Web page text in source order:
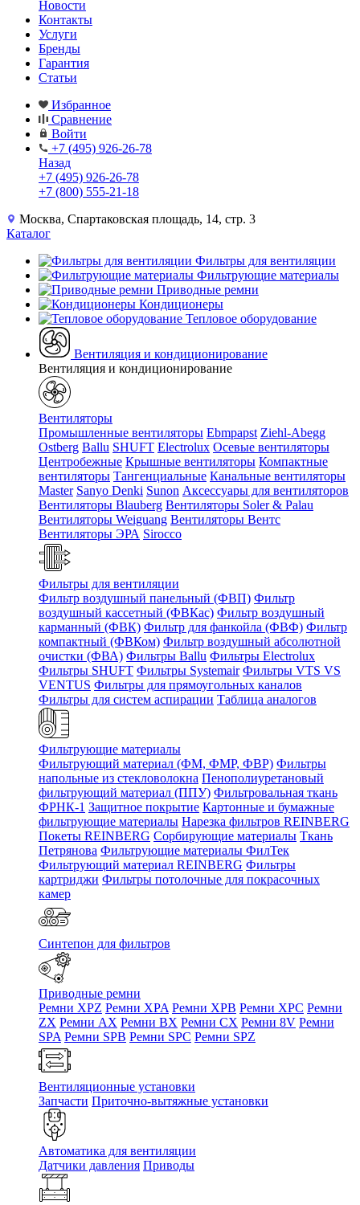
Новости
Контакты
Услуги
Бренды
Гарантия
Статьи
Избранное
Сравнение
Войти
+7 (495) 926-26-78
Назад
+7 (495) 926-26-78
+7 (800) 555-21-18
Москва, Спартаковская площадь, 14, стр. 3
Каталог
Фильтры для вентиляции
Фильтрующие материалы
Приводные ремни
Кондиционеры
Тепловое оборудование
Вентиляция и кондиционирование
Вентиляция и кондиционирование
Вентиляторы
Промышленные вентиляторы Ebmpapst Ziehl-Abegg
Ostberg Ballu SHUFT Electrolux Осевые вентиляторы
Центробежные Крышные вентиляторы Компактные
вентиляторы Тангенциальные Канальные вентиляторы
Master Sanyo Denki Sunon Аксессуары для вентиляторов
Вентиляторы Blauberg Вентиляторы Soler & Palau
Вентиляторы Weiguang Вентиляторы Вентс
Вентиляторы ЭРА Sirocco
Фильтры для вентиляции
Фильтр воздушный панельный (ФВП) Фильтр
воздушный кассетный (ФВКас) Фильтр воздушный
карманный (ФВК) Фильтр для фанкойла (ФВФ) Фильтр
компактный (ФВКом) Фильтр воздушный абсолютной
очистки (ФВА) Фильтры Ballu Фильтры Electrolux
Фильтры SHUFT Фильтры Systemair Фильтры VTS VS
VENTUS Фильтры для прямоугольных каналов
Фильтры для систем аспирации Таблица аналогов
Фильтрующие материалы
Фильтрующий материал (ФМ, ФМР, ФВР) Фильтры
напольные из стекловолокна Пенополиуретановый
фильтрующий материал (ППУ) Фильтровальная ткань
ФРНК-1 Защитное покрытие Картонные и бумажные
фильтрующие материалы Нарезка фильтров REINBERG
Покеты REINBERG Сорбирующие материалы Ткань
Петрянова Фильтрующие материалы ФилТек
Фильтрующий материал REINBERG Фильтры
картриджи Фильтры потолочные для покрасочных
камер
Синтепон для фильтров
Приводные ремни
Ремни XPZ Ремни XPA Ремни XPB Ремни XPC Ремни
ZX Ремни AX Ремни BX Ремни CX Ремни 8V Ремни
SPA Ремни SPB Ремни SPC Ремни SPZ
Вентиляционные установки
Запчасти Приточно-вытяжные установки
Автоматика для вентиляции
Датчики давления Приводы